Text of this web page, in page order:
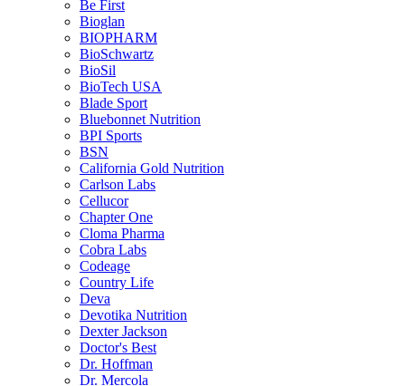
Be First
Bioglan
BIOPHARM
BioSchwartz
BioSil
BioTech USA
Blade Sport
Bluebonnet Nutrition
BPI Sports
BSN
California Gold Nutrition
Carlson Labs
Cellucor
Chapter One
Cloma Pharma
Cobra Labs
Codeage
Country Life
Deva
Devotika Nutrition
Dexter Jackson
Doctor's Best
Dr. Hoffman
Dr. Mercola